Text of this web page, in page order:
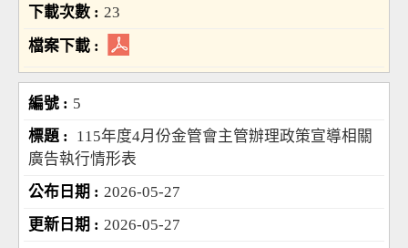
23
5
115年度4月份金管會主管辦理政策宣導相關
廣告執行情形表
2026-05-27
2026-05-27